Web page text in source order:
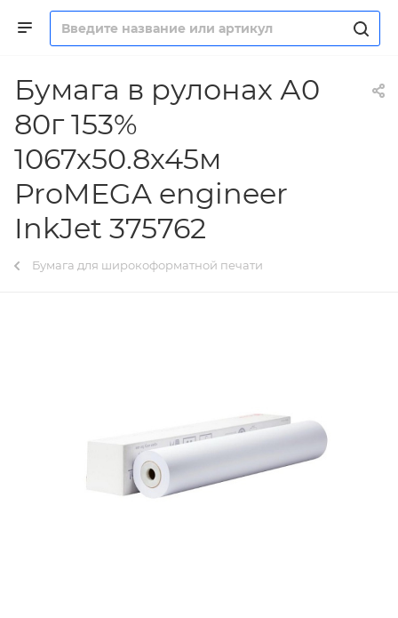
Бумага в рулонах А0
80г 153%
1067х50.8х45м
ProMEGA engineer
InkJet 375762
Бумага для широкоформатной печати